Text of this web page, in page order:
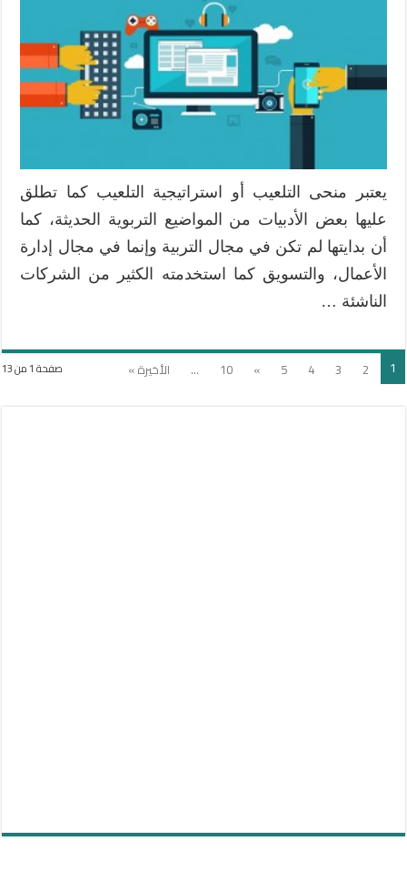
يعتبر منحى التلعيب أو استراتيجية التلعيب كما تطلق
عليها بعض الأدبيات من المواضيع التربوية الحديثة، كما
أن بدايتها لم تكن في مجال التربية وإنما في مجال إدارة
الأعمال، والتسويق كما استخدمته الكثير من الشركات
الناشئة …
صفحة 1 من 13 1
2
3
4
5
»
10
... الأخيرة »